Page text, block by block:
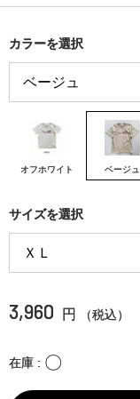
カラーを選択
オフホワイト ベージュ
サイズを選択
3,960 円 （税込）
在庫 〇